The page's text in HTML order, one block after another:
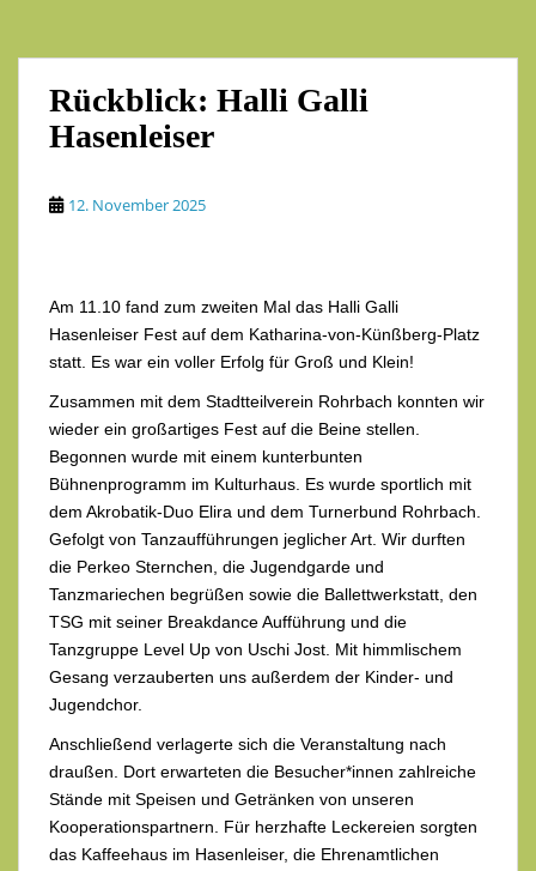
Rückblick: Halli Galli
Hasenleiser
12. November 2025
Am 11.10 fand zum zweiten Mal das Halli Galli
Hasenleiser Fest auf dem Katharina-von-Künßberg-Platz
statt. Es war ein voller Erfolg für Groß und Klein!
Zusammen mit dem Stadtteilverein Rohrbach konnten wir
wieder ein großartiges Fest auf die Beine stellen.
Begonnen wurde mit einem kunterbunten
Bühnenprogramm im Kulturhaus. Es wurde sportlich mit
dem Akrobatik-Duo Elira und dem Turnerbund Rohrbach.
Gefolgt von Tanzaufführungen jeglicher Art. Wir durften
die Perkeo Sternchen, die Jugendgarde und
Tanzmariechen begrüßen sowie die Ballettwerkstatt, den
TSG mit seiner Breakdance Aufführung und die
Tanzgruppe Level Up von Uschi Jost. Mit himmlischem
Gesang verzauberten uns außerdem der Kinder- und
Jugendchor.
Anschließend verlagerte sich die Veranstaltung nach
draußen. Dort erwarteten die Besucher*innen zahlreiche
Stände mit Speisen und Getränken von unseren
Kooperationspartnern. Für herzhafte Leckereien sorgten
das Kaffeehaus im Hasenleiser, die Ehrenamtlichen